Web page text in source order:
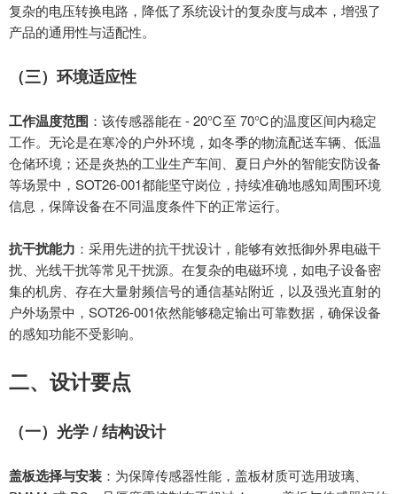
复杂的电压转换电路，降低了系统设计的复杂度与成本，增强了
产品的通用性与适配性。
（三）环境适应性
工作温度范围 ：该传感器能在 - 20℃至 70℃的温度区间内稳定
工作。无论是在寒冷的户外环境，如冬季的物流配送车辆、低温
仓储环境；还是炎热的工业生产车间、夏日户外的智能安防设备
等场景中， SOT26-001都能坚守岗位，持续准确地感知周围环境
信息，保障设备在不同温度条件下的正常运行。
抗干扰能力 ：采用先进的抗干扰设计，能够有效抵御外界电磁干
扰、光线干扰等常见干扰源。在复杂的电磁环境，如电子设备密
集的机房、存在大量射频信号的通信基站附近，以及强光直射的
户外场景中， SOT26-001依然能够稳定输出可靠数据，确保设备
的感知功能不受影响。
二、设计要点
（一）光学 / 结构设计
盖板选择与安装 ：为保障传感器性能，盖板材质可选用玻璃、